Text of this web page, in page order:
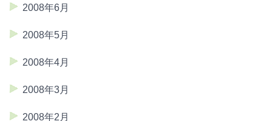
2008年6月
2008年5月
2008年4月
2008年3月
2008年2月